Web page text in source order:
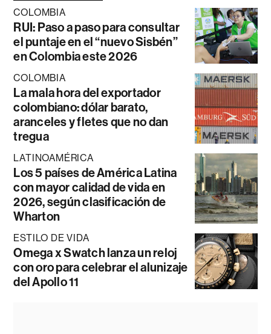
COLOMBIA
RUI: Paso a paso para consultar
el puntaje en el “nuevo Sisbén”
en Colombia este 2026
COLOMBIA
La mala hora del exportador
colombiano: dólar barato,
aranceles y fletes que no dan
tregua
LATINOAMÉRICA
Los 5 países de América Latina
con mayor calidad de vida en
2026, según clasificación de
Wharton
ESTILO DE VIDA
Omega x Swatch lanza un reloj
con oro para celebrar el alunizaje
del Apollo 11